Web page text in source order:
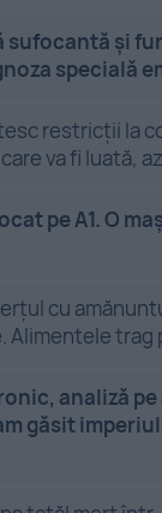
sufocantă și
specială
restricții la
va fi luată,
pe A1. O
cu
Alimentele trag
analiză
găsit